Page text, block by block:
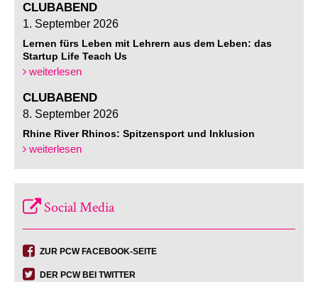
CLUBABEND
1. September 2026
Lernen fürs Leben mit Lehrern aus dem Leben: das
Startup Life Teach Us
weiterlesen
CLUBABEND
8. September 2026
Rhine River Rhinos: Spitzensport und Inklusion
weiterlesen
Social Media
ZUR PCW FACEBOOK-SEITE
DER PCW BEI TWITTER